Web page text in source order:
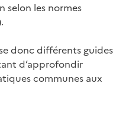
selon les normes
donc différents guides
d’approfondir
communes aux